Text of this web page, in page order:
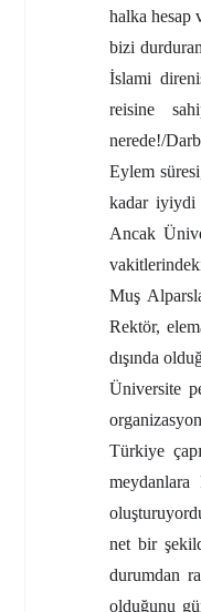
halka hesap
bizi
İslami
reisine
nerede!/
Eylem
kadar iyiydi
Ancak
Muş
Rektör,
dışında
Üniversite
Türkiye
meydanlara
net bir
durumdan
olduğunu